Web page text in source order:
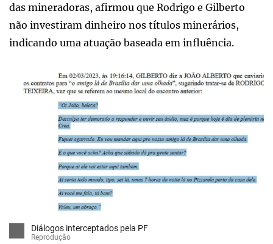
das mineradoras, afirmou que Rodrigo e Gilberto
não investiram dinheiro nos títulos minerários,
indicando uma atuação baseada em influência.
Diálogos interceptados pela PF
Reprodução